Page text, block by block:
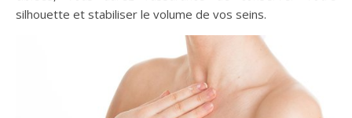
silhouette et stabiliser le volume de vos seins.